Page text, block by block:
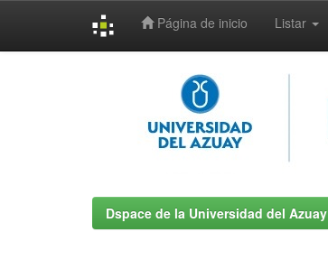
Página de inicio Listar
Dspace de la Universidad del Azuay